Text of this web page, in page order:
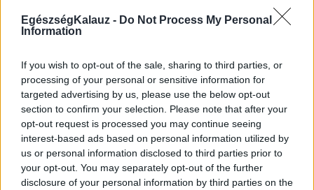
EgészségKalauz - Do Not Process My Personal
Information
If you wish to opt-out of the sale, sharing to third parties, or
processing of your personal or sensitive information for
targeted advertising by us, please use the below opt-out
section to confirm your selection. Please note that after your
opt-out request is processed you may continue seeing
interest-based ads based on personal information utilized by
us or personal information disclosed to third parties prior to
your opt-out. You may separately opt-out of the further
disclosure of your personal information by third parties on the
Vízszerű hasmenés
Afta kezelése
Napallergia kezelése
Fülgyulladás kezelése
Összes Kezelés
Életmódváltás
Kutatás